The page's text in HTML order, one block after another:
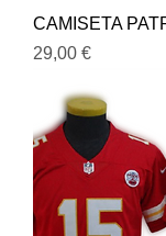
CAMISETA
Precio
29,00 €